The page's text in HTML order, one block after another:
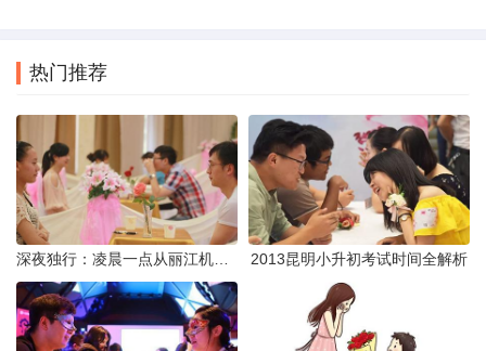
热门推荐
2013昆明小升初考试时间全解析